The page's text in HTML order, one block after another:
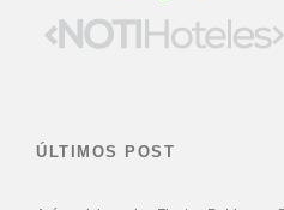
ÚLTIMOS POST